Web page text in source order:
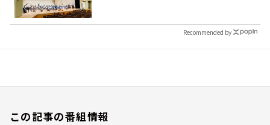
Recommended by
この記事の番組情報